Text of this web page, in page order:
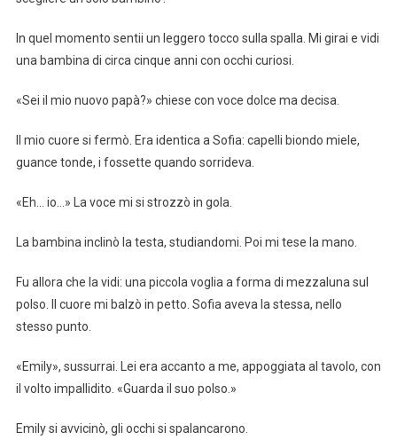
In quel momento sentii un leggero tocco sulla spalla. Mi girai e vidi
una bambina di circa cinque anni con occhi curiosi.
«Sei il mio nuovo papà?» chiese con voce dolce ma decisa.
Il mio cuore si fermò. Era identica a Sofia: capelli biondo miele,
guance tonde, i fossette quando sorrideva.
«Eh… io…» La voce mi si strozzò in gola.
La bambina inclinò la testa, studiandomi. Poi mi tese la mano.
Fu allora che la vidi: una piccola voglia a forma di mezzaluna sul
polso. Il cuore mi balzò in petto. Sofia aveva la stessa, nello
stesso punto.
«Emily», sussurrai. Lei era accanto a me, appoggiata al tavolo, con
il volto impallidito. «Guarda il suo polso.»
Emily si avvicinò, gli occhi si spalancarono.